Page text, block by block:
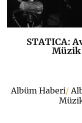
STATICA:
Müzik
Albüm Haberi/